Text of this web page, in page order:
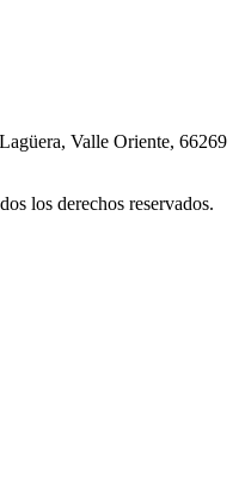
Valle Oriente, 66269
los derechos reservados.